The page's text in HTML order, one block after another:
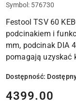
Symbol: 576730
Festool TSV 60
podcinakiem i
mm, podcinak DIA
pomagają uzyskać
Dostępność:
cena:
4399.00